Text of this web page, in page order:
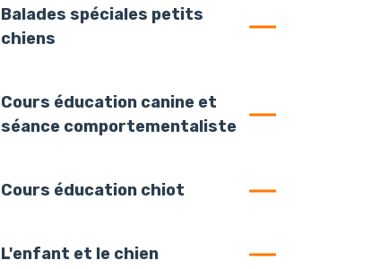
Balades spéciales petits
chiens
Cours éducation canine et
séance comportementaliste
Cours éducation chiot
L'enfant et le chien